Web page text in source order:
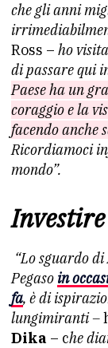
che gli anni
Ross – ho
di passare qui
Paese ha un
coraggio e la
facendo anche
Ricordiamoci
mondo”.
“Lo sguardo
Pegaso in
fa, è di
lungimiranti –
Dika – che